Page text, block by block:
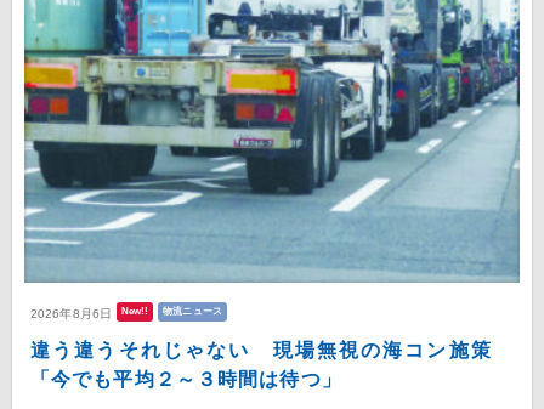
2026年8月6日 New!! 物流ニュース
違う違うそれじゃない 現場無視の海コン施策
「今でも平均２～３時間は待つ」